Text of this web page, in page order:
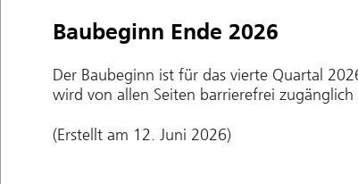
Baubeginn Ende 2026
Der Baubeginn ist für das vierte Quartal
wird von allen Seiten barrierefrei
(Erstellt am 12. Juni 2026)